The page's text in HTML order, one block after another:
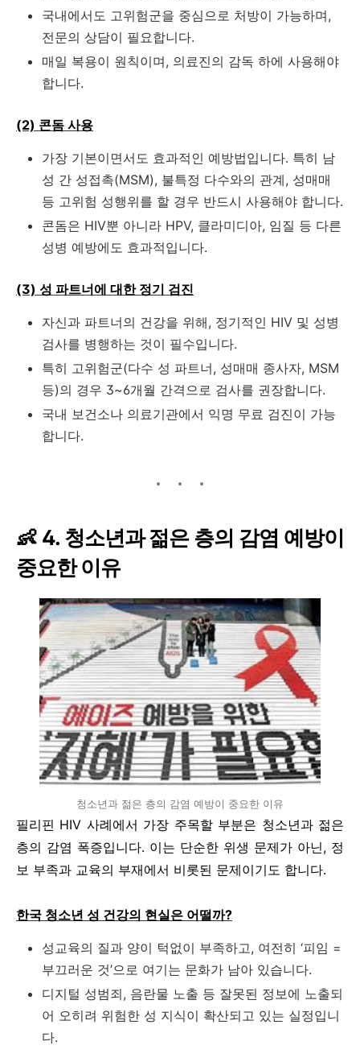
국내에서도 고위험군을 중심으로 처방이 가능하며,
전문의 상담이 필요합니다.
매일 복용이 원칙이며, 의료진의 감독 하에 사용해야
합니다.
(2) 콘돔 사용
가장 기본이면서도 효과적인 예방법입니다. 특히 남
성 간 성접촉(MSM), 불특정 다수와의 관계, 성매매
등 고위험 성행위를 할 경우 반드시 사용해야 합니다.
콘돔은 HIV뿐 아니라 HPV, 클라미디아, 임질 등 다른
성병 예방에도 효과적입니다.
(3) 성 파트너에 대한 정기 검진
자신과 파트너의 건강을 위해, 정기적인 HIV 및 성병
검사를 병행하는 것이 필수입니다.
특히 고위험군(다수 성 파트너, 성매매 종사자, MSM
등)의 경우 3~6개월 간격으로 검사를 권장합니다.
국내 보건소나 의료기관에서 익명 무료 검진이 가능
합니다.
👶 4. 청소년과 젊은 층의 감염 예방이
중요한 이유
청소년과 젊은 층의 감염 예방이 중요한 이유
필리핀 HIV 사례에서 가장 주목할 부분은 청소년과 젊은
층의 감염 폭증입니다. 이는 단순한 위생 문제가 아닌, 정
보 부족과 교육의 부재에서 비롯된 문제이기도 합니다.
한국 청소년 성 건강의 현실은 어떨까?
성교육의 질과 양이 턱없이 부족하고, 여전히 ‘피임 =
부끄러운 것’으로 여기는 문화가 남아 있습니다.
디지털 성범죄, 음란물 노출 등 잘못된 정보에 노출되
어 오히려 위험한 성 지식이 확산되고 있는 실정입니
다.